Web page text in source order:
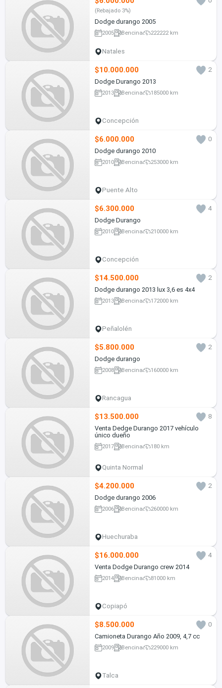
(Rebajado 3%)
Dodge durango 2005
2005 Bencina 222222 km
Natales
$10.000.000
2
Dodge Durango 2013
2013 Bencina 185000 km
Concepción
$6.000.000
0
Dodge durango 2010
2010 Bencina 253000 km
Puente Alto
$6.300.000
4
Dodge Durango
2010 Bencina 210000 km
Concepción
$14.500.000
2
Dodge durango 2013 lux 3,6 es 4x4
2013 Bencina 172000 km
Peñalolén
$5.800.000
2
Dodge durango
2008 Bencina 160000 km
Rancagua
$13.500.000
8
Venta Dedge Durango 2017 vehículo
único dueño
2017 Bencina 180 km
Quinta Normal
$4.200.000
2
Dodge durango 2006
2006 Bencina 260000 km
Huechuraba
$16.000.000
4
Venta Dodge Durango crew 2014
2014 Bencina 81000 km
Copiapó
$8.500.000
0
Camioneta Durango Año 2009, 4,7 cc
2009 Bencina 229000 km
Talca